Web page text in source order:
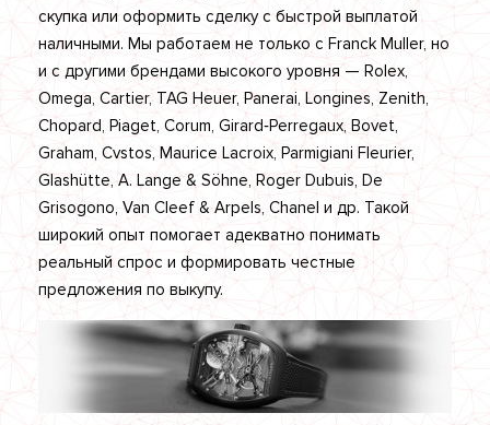
скупка или оформить сделку с быстрой выплатой
наличными. Мы работаем не только с Franck Muller, но
и с другими брендами высокого уровня — Rolex,
Omega, Cartier, TAG Heuer, Panerai, Longines, Zenith,
Chopard, Piaget, Corum, Girard‑Perregaux, Bovet,
Graham, Cvstos, Maurice Lacroix, Parmigiani Fleurier,
Glashütte, A. Lange & Söhne, Roger Dubuis, De
Grisogono, Van Cleef & Arpels, Chanel и др. Такой
широкий опыт помогает адекватно понимать
реальный спрос и формировать честные
предложения по выкупу.